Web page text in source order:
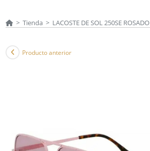
> Tienda > LACOSTE DE SOL 250SE ROSADO
Producto anterior